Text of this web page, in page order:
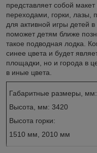
представляет собой
переходами, горки, лазы,
для активной игры детей
поможет детям ближе
такое подводная лодка.
синее цвета и будет
площадки, но и города в
в иные цвета.
Габаритные размеры,
Высота, мм: 3420
Высота горки:
1510 мм, 2010 мм